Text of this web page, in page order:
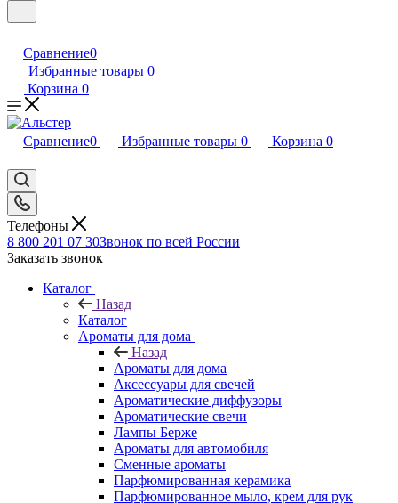
Сравнение0
Избранные товары 0
Корзина 0
Сравнение0 Избранные товары 0 Корзина 0
Телефоны
8 800 201 07 30Звонок по всей России
Заказать звонок
Каталог
Назад
Каталог
Ароматы для дома
Назад
Ароматы для дома
Аксессуары для свечей
Ароматические диффузоры
Ароматические свечи
Лампы Берже
Ароматы для автомобиля
Сменные ароматы
Парфюмированная керамика
Парфюмированное мыло, крем для рук